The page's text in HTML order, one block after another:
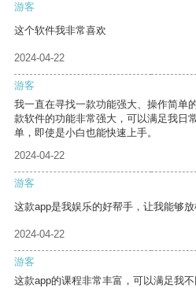
游客
这个软件我非常喜欢
2024-04-22
游客
我一直在寻找一款功能强大、操作简单
款软件的功能非常强大，可以满足我日
单，即使是小白也能快速上手。
2024-04-22
游客
这款app是我娱乐的好帮手，让我能够放
2024-04-22
游客
这款app的课程非常丰富，可以满足我